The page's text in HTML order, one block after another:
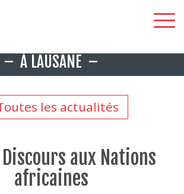
À LAUSANE
les actualités
aux Nations
africaines